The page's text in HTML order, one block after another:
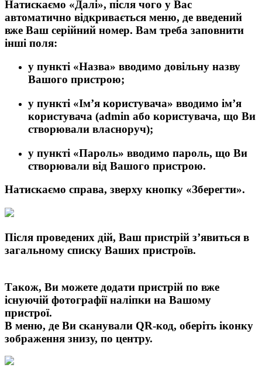
Натискаємо «Далі», після чого у Вас
автоматично відкривається меню, де введений
вже Ваш серійний номер. Вам треба заповнити
інші поля:
у пункті «Назва» вводимо довільну назву
Вашого пристрою;
у пункті «Ім’я користувача» вводимо ім’я
користувача (admin або користувача, що Ви
створювали власноруч);
у пункті «Пароль» вводимо пароль, що Ви
створювали від Вашого пристрою.
Натискаємо справа, зверху кнопку «Зберегти».
Після проведених дій, Ваш пристрій з’явиться в
загальному списку Ваших пристроїв.
Також, Ви можете додати пристрій по вже
існуючій фотографії наліпки на Вашому
пристрої.
В меню, де Ви сканували QR-код, оберіть іконку
зображення знизу, по центру.